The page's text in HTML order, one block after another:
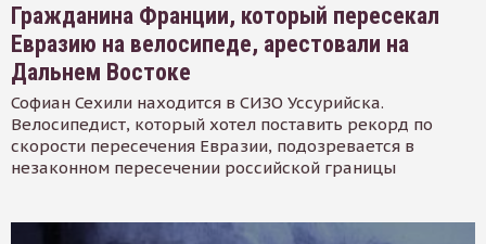
Гражданина Франции, который пересекал
Евразию на велосипеде, арестовали на
Дальнем Востоке
Софиан Сехили находится в СИЗО Уссурийска.
Велосипедист, который хотел поставить рекорд по
скорости пересечения Евразии, подозревается в
незаконном пересечении российской границы